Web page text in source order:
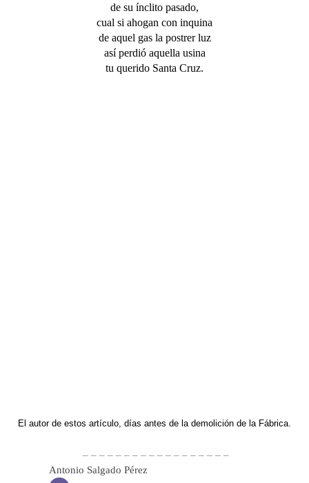
de su ínclito pasado,
cual si ahogan con inquina
de aquel gas la postrer luz
así perdió aquella usina
tu querido Santa Cruz.
El autor de estos artículo, días antes de la demolición de la Fábrica.
– – – – – – – – – – – – – – – – – –
Antonio Salgado Pérez